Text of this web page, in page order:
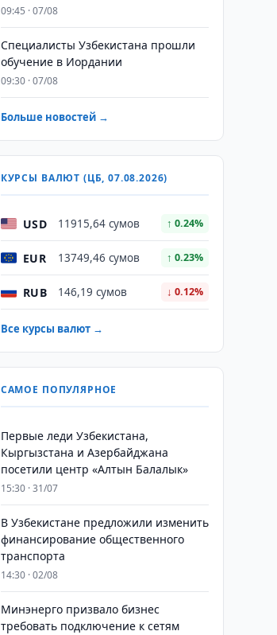
09:45 · 07/08
Специалисты Узбекистана прошли
обучение в Иордании
09:30 · 07/08
Больше новостей →
КУРСЫ ВАЛЮТ (ЦБ, 07.08.2026)
USD 11915,64 сумов ↑ 0.24%
EUR 13749,46 сумов ↑ 0.23%
RUB 146,19 сумов ↓ 0.12%
Все курсы валют →
САМОЕ ПОПУЛЯРНОЕ
Первые леди Узбекистана,
Кыргызстана и Азербайджана
посетили центр «Алтын Балалык»
15:30 · 31/07
В Узбекистане предложили изменить
финансирование общественного
транспорта
14:30 · 02/08
Минэнерго призвало бизнес
требовать подключение к сетям